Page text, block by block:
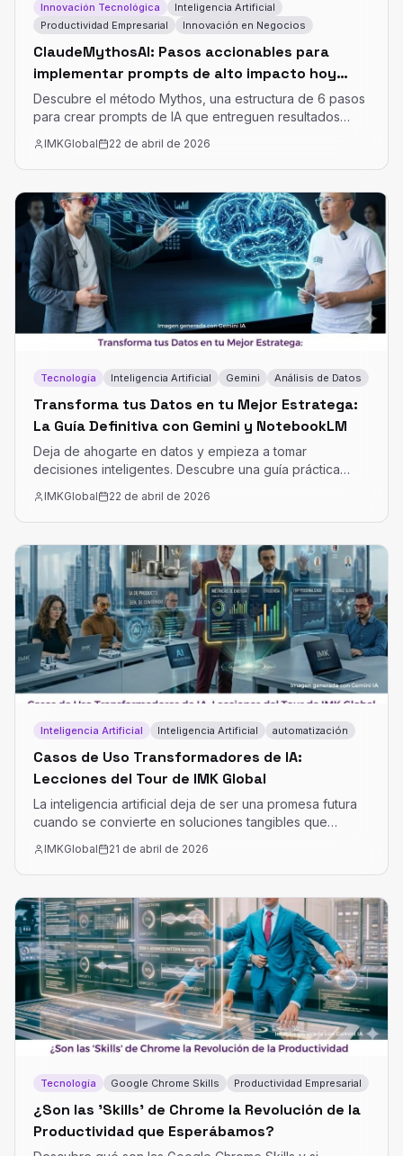
Innovación Tecnológica
Inteligencia Artificial
Productividad Empresarial
Innovación en Negocios
ClaudeMythosAI: Pasos accionables para
implementar prompts de alto impacto hoy
mismo
Descubre el método Mythos, una estructura de 6 pasos
para crear prompts de IA que entreguen resultados
de órdenes vagas a colaboraciones estratégicas.
IMKGlobal 22 de abril de 2026
Tecnología Inteligencia Artificial Gemini Análisis de Datos
Transforma tus Datos en tu Mejor Estratega:
La Guía Definitiva con Gemini y NotebookLM
Deja de ahogarte en datos y empieza a tomar
decisiones inteligentes. Descubre una guía práctica
archivos en un poderoso asesor estratégico.
IMKGlobal 22 de abril de 2026
Inteligencia Artificial Inteligencia Artificial automatización
Casos de Uso Transformadores de IA:
Lecciones del Tour de IMK Global
La inteligencia artificial deja de ser una promesa futura
cuando se convierte en soluciones tangibles que
reciente video «CASOS DE USO IA IMKGLOBAL», Julian
Andres Castiblanco Herrera y Camilo Fernando
presentan un recorrido por proyectos implementados
que demuestran cómo la IA, aplicada con metodología y
experiencia, puede transformar áreas críticas como
marketing, ventas, operaciones y experiencia del
cliente.
IMKGlobal 21 de abril de 2026
Tecnología Google Chrome Skills Productividad Empresarial
¿Son las 'Skills' de Chrome la Revolución de la
Productividad que Esperábamos?